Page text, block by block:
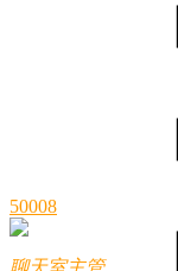
50008
聊天室主管